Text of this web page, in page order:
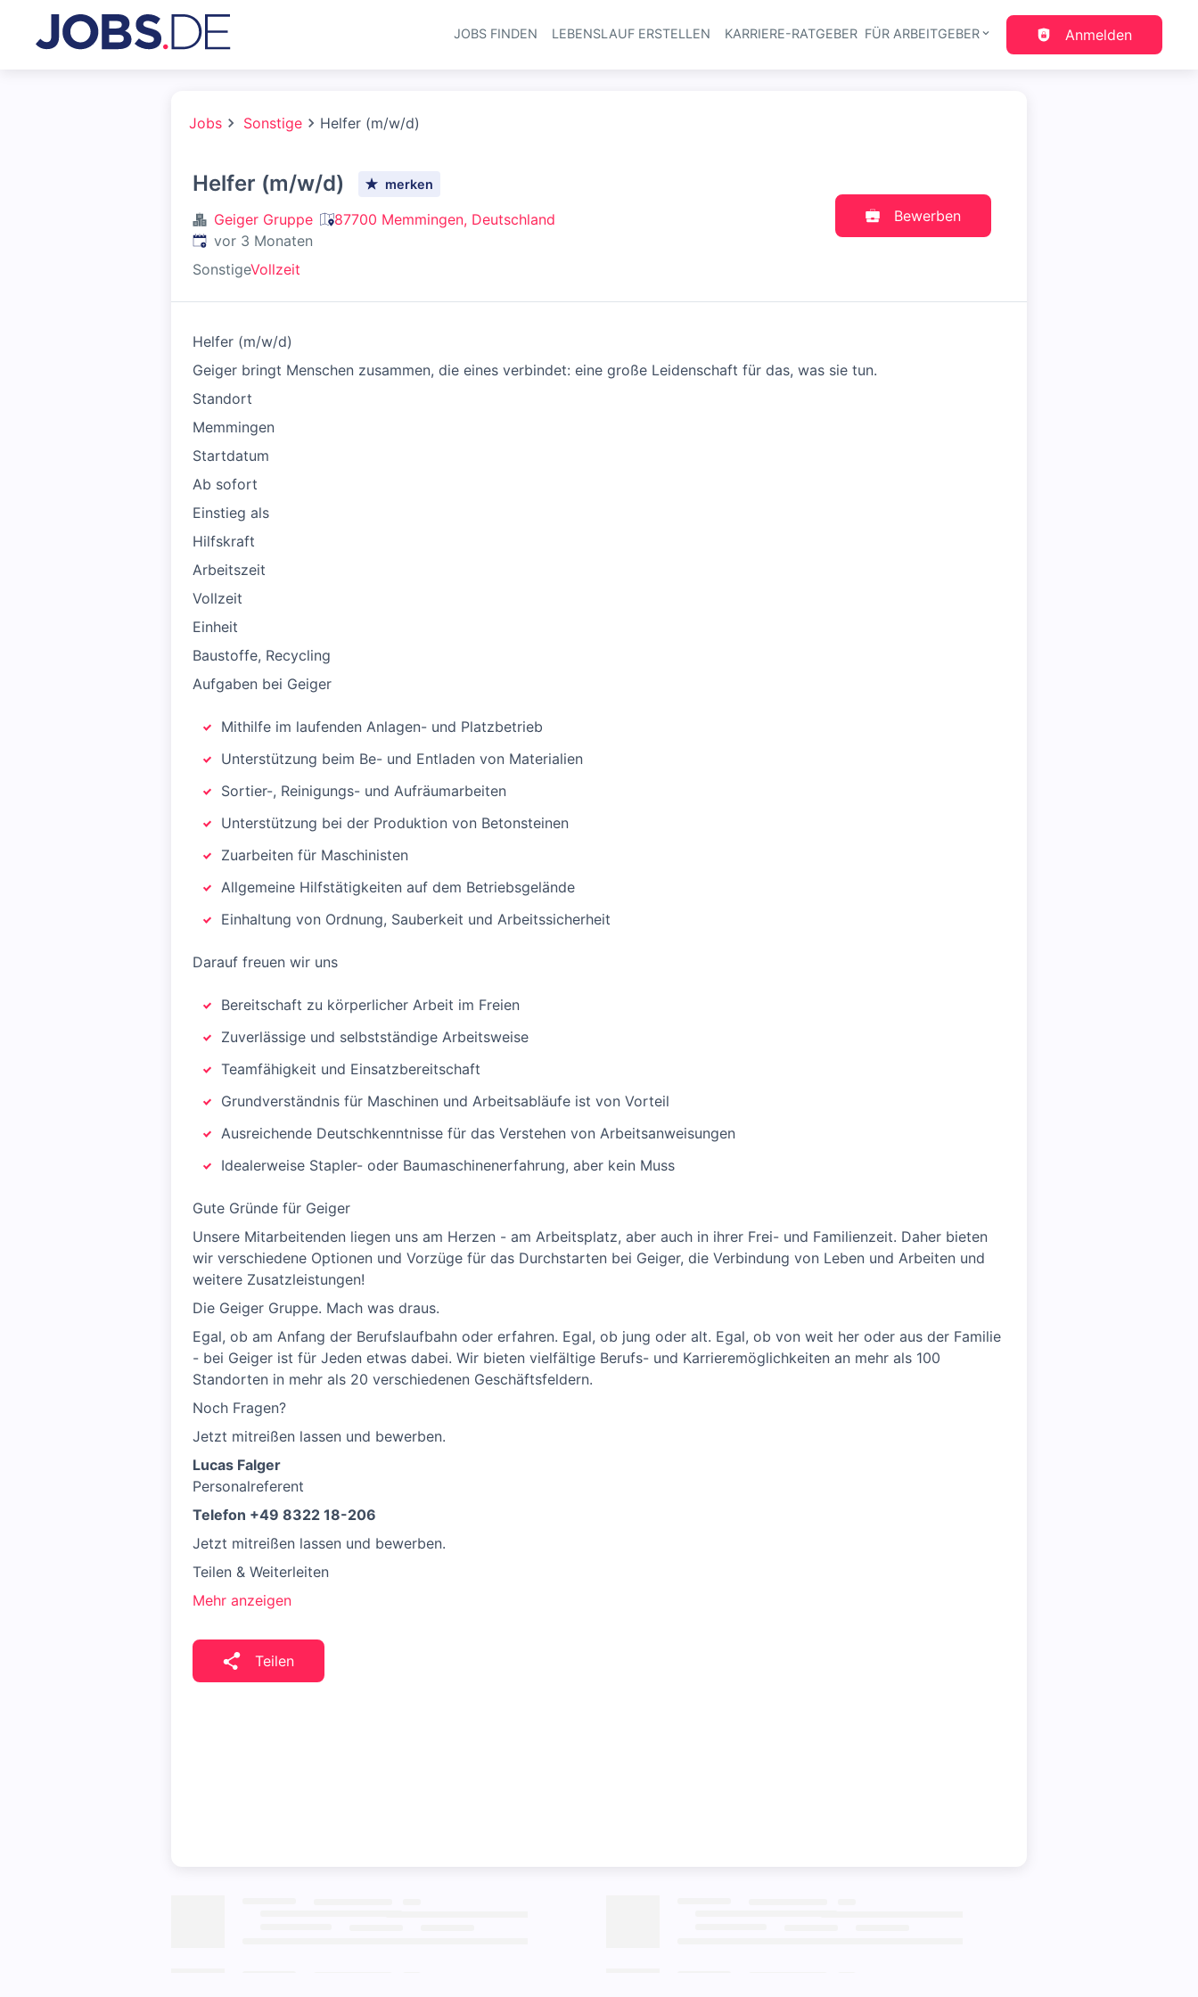
Haupt-Navigation
JOBS FINDEN LEBENSLAUF ERSTELLEN KARRIERE-RATGEBER FÜR ARBEITGEBER Anmelden
Jobs Sonstige Helfer (m/w/d)
Helfer (m/w/d) merken
Geiger Gruppe
87700 Memmingen, Deutschland
Veröffentlicht:
vor 3 Monaten
SonstigeVollzeit
Bewerben
Helfer (m/w/d)
Geiger bringt Menschen zusammen, die eines verbindet: eine große Leidenschaft für das, was sie tun.
Standort
Memmingen
Startdatum
Ab sofort
Einstieg als
Hilfskraft
Arbeitszeit
Vollzeit
Einheit
Baustoffe, Recycling
Aufgaben bei Geiger
Mithilfe im laufenden Anlagen- und Platzbetrieb
Unterstützung beim Be- und Entladen von Materialien
Sortier-, Reinigungs- und Aufräumarbeiten
Unterstützung bei der Produktion von Betonsteinen
Zuarbeiten für Maschinisten
Allgemeine Hilfstätigkeiten auf dem Betriebsgelände
Einhaltung von Ordnung, Sauberkeit und Arbeitssicherheit
Darauf freuen wir uns
Bereitschaft zu körperlicher Arbeit im Freien
Zuverlässige und selbstständige Arbeitsweise
Teamfähigkeit und Einsatzbereitschaft
Grundverständnis für Maschinen und Arbeitsabläufe ist von Vorteil
Ausreichende Deutschkenntnisse für das Verstehen von Arbeitsanweisungen
Idealerweise Stapler- oder Baumaschinenerfahrung, aber kein Muss
Gute Gründe für Geiger
Unsere Mitarbeitenden liegen uns am Herzen - am Arbeitsplatz, aber auch in ihrer Frei- und Familienzeit. Daher bieten
wir verschiedene Optionen und Vorzüge für das Durchstarten bei Geiger, die Verbindung von Leben und Arbeiten und
weitere Zusatzleistungen!
Die Geiger Gruppe. Mach was draus.
Egal, ob am Anfang der Berufslaufbahn oder erfahren. Egal, ob jung oder alt. Egal, ob von weit her oder aus der Familie
- bei Geiger ist für Jeden etwas dabei. Wir bieten vielfältige Berufs- und Karrieremöglichkeiten an mehr als 100
Standorten in mehr als 20 verschiedenen Geschäftsfeldern.
Noch Fragen?
Jetzt mitreißen lassen und bewerben.
Lucas Falger
Personalreferent
Telefon +49 8322 18-206
Jetzt mitreißen lassen und bewerben.
Teilen & Weiterleiten
Mehr anzeigen
Teilen